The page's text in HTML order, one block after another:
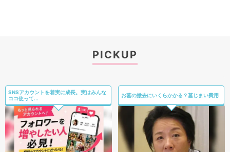
PICKUP
SNSアカウントを着実に成長。実はみんな
ココ使って...
お墓の撤去にいくらかかる？墓じまい費用